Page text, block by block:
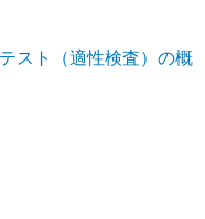
スト（適性検査）の概